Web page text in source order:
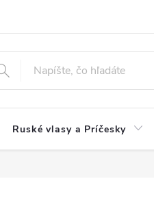
Ruské vlasy a Príčesky